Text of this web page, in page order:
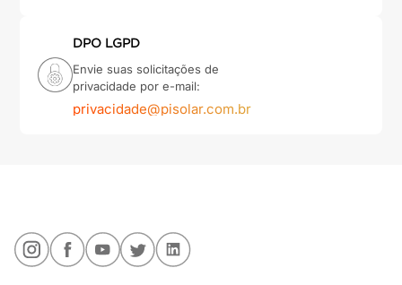
DPO LGPD
Envie suas solicitações de
privacidade por e-mail:
privacidade@pisolar.com.br